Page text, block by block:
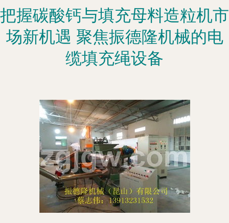
把握碳酸钙与填充母料造粒机市
场新机遇 聚焦振德隆机械的电
缆填充绳设备